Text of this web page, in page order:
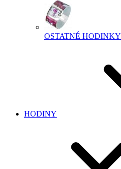
OSTATNÉ HODINKY
HODINY